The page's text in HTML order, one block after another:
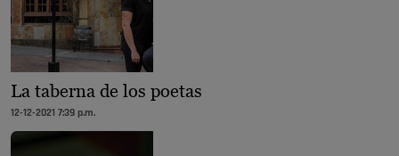
La taberna de los poetas
12-12-2021 7:39 p.m.